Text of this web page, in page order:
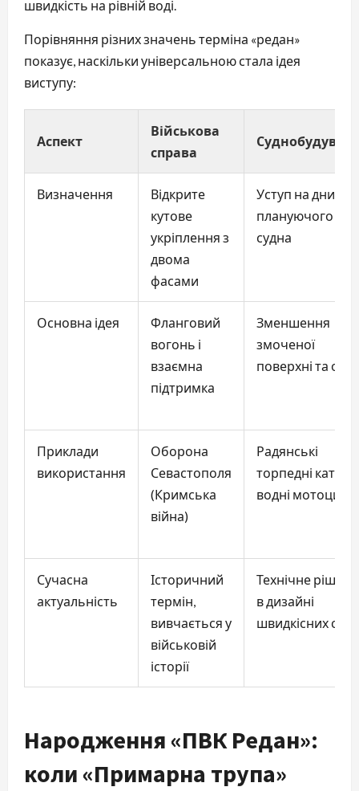
швидкість на рівній воді.
Порівняння різних значень терміна «редан»
показує, наскільки універсальною стала ідея
виступу:
Аспект
Військова
справа
Визначення
Відкрите
кутове
укріплення з
двома
фасами
Уступ на днищі
плануючого
судна
Основна ідея
Фланговий
вогонь і
взаємна
підтримка
Зменшення
змоченої
поверхні та
Приклади
використання
Оборона
Севастополя
(Кримська
війна)
Радянські
торпедні
водні
Сучасна
актуальність
Історичний
термін,
вивчається у
військовій
історії
Технічне
в дизайні
швидкісних
Народження «ПВК Редан»:
коли «Примарна трупа»